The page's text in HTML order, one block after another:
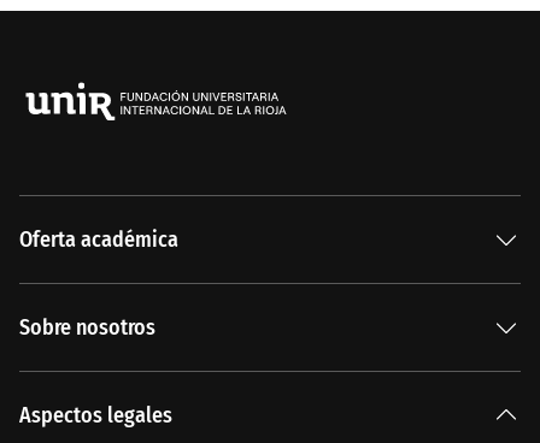
Oferta académica
Sobre nosotros
Aspectos legales